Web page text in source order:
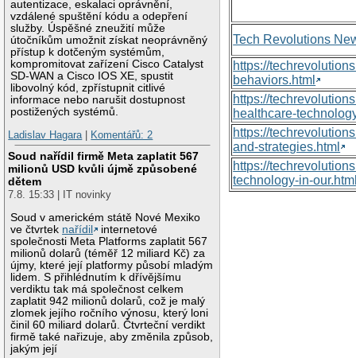
autentizace, eskalaci oprávnění,
vzdálené spuštění kódu a odepření
služby. Úspěšné zneužití může
útočníkům umožnit získat neoprávněný
přístup k dotčeným systémům,
kompromitovat zařízení Cisco Catalyst
SD-WAN a Cisco IOS XE, spustit
libovolný kód, zpřístupnit citlivé
informace nebo narušit dostupnost
postižených systémů.
Ladislav Hagara| Komentářů: 2
Soud nařídil firmě Meta zaplatit 567
milionů USD kvůli újmě způsobené
dětem
7.8. 15:33 | IT novinky
Soud v americkém státě Nové Mexiko
ve čtvrtek nařídil
internetové
společnosti Meta Platforms zaplatit 567
milionů dolarů (téměř 12 miliard Kč) za
újmy, které její platformy působí mladým
lidem. S přihlédnutím k dřívějšímu
verdiktu tak má společnost celkem
zaplatit 942 milionů dolarů, což je malý
zlomek jejího ročního výnosu, který loni
činil 60 miliard dolarů. Čtvrteční verdikt
firmě také nařizuje, aby změnila způsob,
jakým její
Tech Revolutions
https://
behaviors.html
https://
healthcare-
https://
and-strategies.html
https://
technology-in-